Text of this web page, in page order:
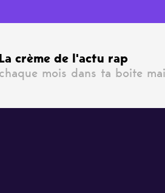
La crème de l'actu rap
chaque mois dans ta boite